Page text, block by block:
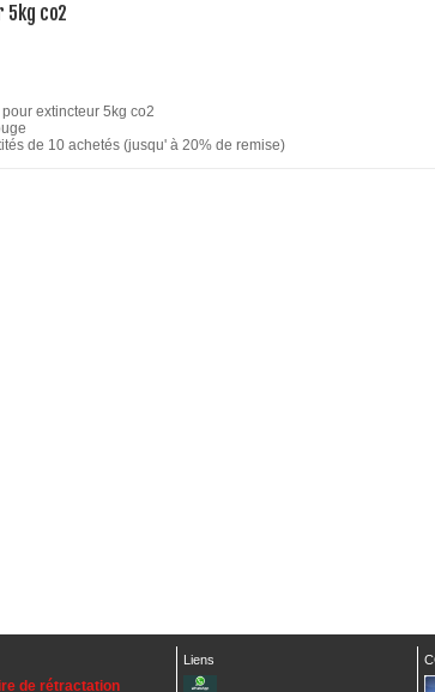
5kg co2
extincteur 5kg co2
de 10 achetés (jusqu' à 20% de remise)
Liens
de rétractation